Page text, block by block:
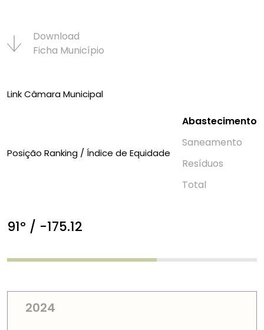
Download
Ficha Municí­pio
Link Câmara Municipal
Posição Ranking / Índice de Equidade
Abastecimento
Saneamento
Resí­duos
Total
91º / -175.12
2024